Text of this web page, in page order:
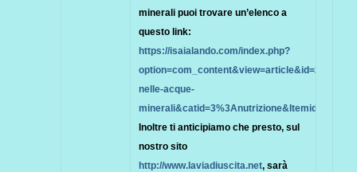
minerali puoi trovare un’elenco a
questo link:
https://isaialando.com/index.php?
nelle-acque-
Inoltre ti anticipiamo che presto, sul
nostro sito
http://www.laviadiuscita.net, sarà